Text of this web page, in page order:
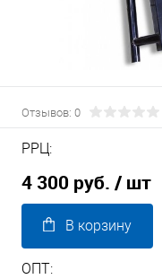
Отзывов: 0
РРЦ:
4 300 руб. / шт
В корзину
ОПТ: